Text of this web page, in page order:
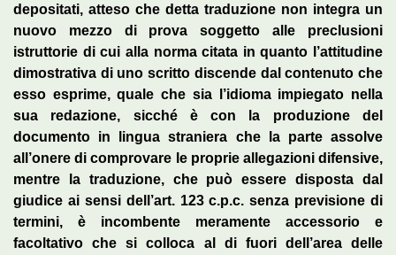
depositati, atteso che detta traduzione non integra un
nuovo mezzo di prova soggetto alle preclusioni
istruttorie di cui alla norma citata in quanto l’attitudine
dimostrativa di uno scritto discende dal contenuto che
esso esprime, quale che sia l’idioma impiegato nella
sua redazione, sicché è con la produzione del
documento in lingua straniera che la parte assolve
all’onere di comprovare le proprie allegazioni difensive,
mentre la traduzione, che può essere disposta dal
giudice ai sensi dell’art. 123 c.p.c. senza previsione di
termini, è incombente meramente accessorio e
facoltativo che si colloca al di fuori dell’area delle